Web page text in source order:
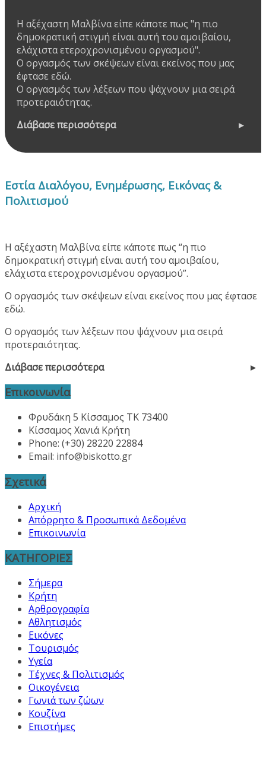
Η αξέχαστη Μαλβίνα είπε κάποτε πως "η πιο
δημοκρατική στιγμή είναι αυτή του αμοιβαίου,
ελάχιστα ετεροχρονισμένου οργασμού".
Ο οργασμός των σκέψεων είναι εκείνος που μας
έφτασε εδώ.
Ο οργασμός των λέξεων που ψάχνουν μια σειρά
προτεραιότητας.
Διάβασε περισσότερα
Εστία Διαλόγου, Ενημέρωσης, Εικόνας &
Πολιτισμού
Η αξέχαστη Μαλβίνα είπε κάποτε πως “η πιο
δημοκρατική στιγμή είναι αυτή του αμοιβαίου,
ελάχιστα ετεροχρονισμένου οργασμού”.
Ο οργασμός των σκέψεων είναι εκείνος που μας έφτασε
εδώ.
Ο οργασμός των λέξεων που ψάχνουν μια σειρά
προτεραιότητας.
Διάβασε περισσότερα
Επικοινωνία
Φρυδάκη 5 Κίσσαμος ΤΚ 73400
Κίσσαμος Χανιά Κρήτη
Phone: (+30) 28220 22884
Email: info@biskotto.gr
Σχετικά
Αρχική
Απόρρητο & Προσωπικά Δεδομένα
Επικοινωνία
ΚΑΤΗΓΟΡΙΕΣ
Σήμερα
Κρήτη
Αρθρογραφία
Αθλητισμός
Εικόνες
Τουρισμός
Υγεία
Τέχνες & Πολιτισμός
Οικογένεια
Γωνιά των ζώων
Κουζίνα
Επιστήμες